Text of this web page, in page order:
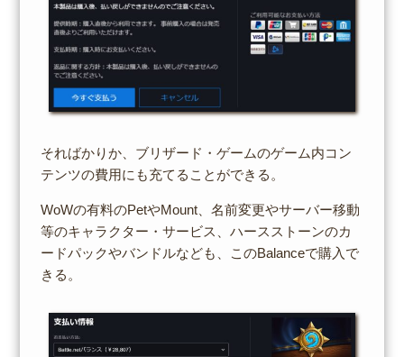
そればかりか、ブリザード・ゲームのゲーム内コン
テンツの費用にも充てることができる。
WoWの有料のPetやMount、名前変更やサーバー移動
等のキャラクター・サービス、ハースストーンのカ
ードパックやバンドルなども、このBalanceで購入で
きる。